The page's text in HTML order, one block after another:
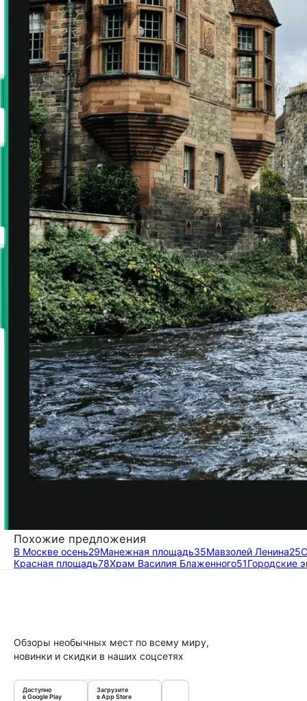
Похожие предложения
В Москве осень29Манежная площадь35Мавзолей Ленина25
Красная площадь78Храм Василия Блаженного51Городские
Обзоры необычных мест по всему миру,
новинки и скидки в наших соцсетях
Доступно
в Google Play
Загрузите
в App Store